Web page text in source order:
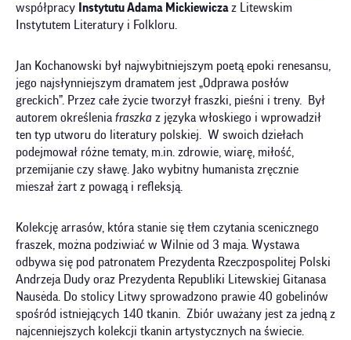
współpracy Instytutu Adama Mickiewiczaz Litewskim
Instytutem Literatury i Folkloru.
Jan Kochanowski był najwybitniejszym poetą epoki renesansu,
jego najsłynniejszym dramatem jest „Odprawa posłów
greckich”. Przez całe życie tworzył fraszki, pieśni i treny. Był
autorem określenia fraszka z języka włoskiego i wprowadził
ten typ utworu do literatury polskiej. W swoich dziełach
podejmował różne tematy, m.in. zdrowie, wiarę, miłość,
przemijanie czy sławę. Jako wybitny humanista zręcznie
mieszał żart z powagą i refleksją.
Kolekcję arrasów, która stanie się tłem czytania scenicznego
fraszek, można podziwiać w Wilnie od 3 maja. Wystawa
odbywa się pod patronatem Prezydenta Rzeczpospolitej Polski
Andrzeja Dudy oraz Prezydenta Republiki Litewskiej Gitanasa
Nausėda. Do stolicy Litwy sprowadzono prawie 40 gobelinów
spośród istniejących 140 tkanin. Zbiór uważany jest za jedną z
najcenniejszych kolekcji tkanin artystycznych na świecie.